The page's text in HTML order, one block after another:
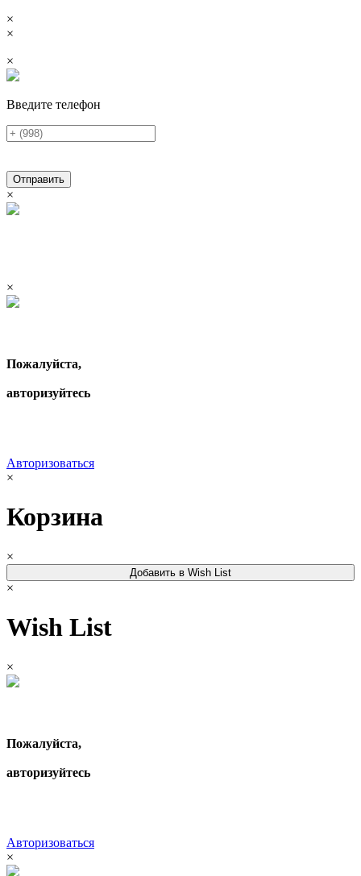
×
×
×
Введите телефон
Отправить
×
×
Пожалуйста,
авторизуйтесь
Авторизоваться
×
Корзина
×
Добавить в Wish List
×
Wish List
×
Пожалуйста,
авторизуйтесь
Авторизоваться
×